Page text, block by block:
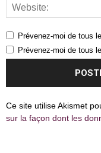
Prévenez-moi de tous
Prévenez-moi de tous
Ce site utilise Akismet
sur la façon dont les